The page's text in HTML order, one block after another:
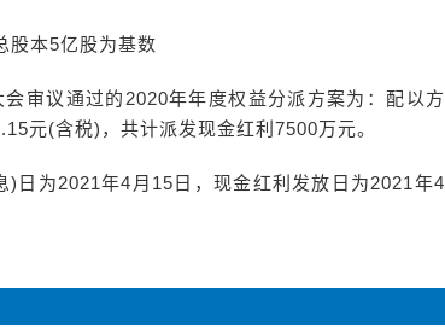
股本5亿股为基数
审议通过的2020年年度权益分派方案为：配以方
元(含税)，共计派发现金红利7500万元。
日为2021年4月15日，现金红利发放日为2021年4